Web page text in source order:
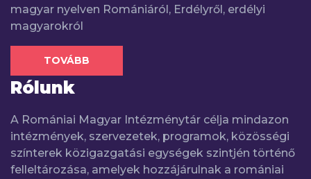
magyar nyelven Romániáról, Erdélyről, erdélyi
magyarokról
TOVÁBB
Rólunk
A Romániai Magyar Intézménytár célja mindazon
intézmények, szervezetek, programok, közösségi
színterek közigazgatási egységek szintjén történő
felleltározása, amelyek hozzájárulnak a romániai